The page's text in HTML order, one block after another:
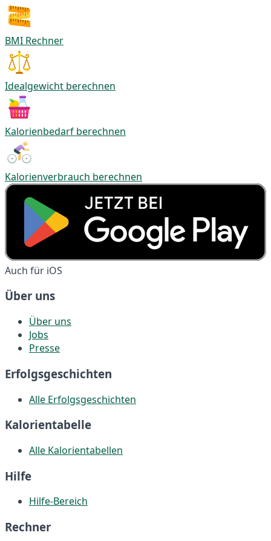
BMI Rechner
Idealgewicht berechnen
Kalorienbedarf berechnen
Kalorienverbrauch berechnen
Auch für iOS
Über uns
Über uns
Jobs
Presse
Erfolgsgeschichten
Alle Erfolgsgeschichten
Kalorientabelle
Alle Kalorientabellen
Hilfe
Hilfe-Bereich
Rechner